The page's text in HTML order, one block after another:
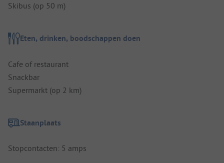
Skibus (op 50 m)
Eten, drinken, boodschappen doen
Cafe of restaurant
Snackbar
Supermarkt (op 2 km)
Staanplaats
Stopcontacten: 5 amps